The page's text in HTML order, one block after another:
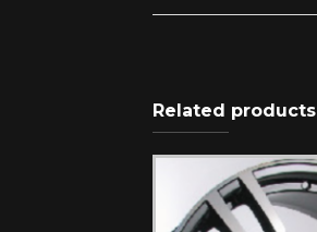
Related products